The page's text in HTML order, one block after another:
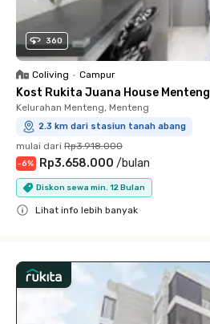
360
Coliving • Campur
Kost Rukita Juana House Menteng
Kelurahan Menteng, Menteng
2.3 km dari stasiun tanah abang
mulai dari Rp3.918.000
-6% Rp3.658.000 /bulan
Diskon sewa min. 12 Bulan
Lihat info lebih banyak